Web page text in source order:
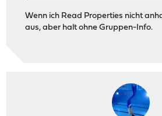
Wenn ich Read Properties nicht
aus, aber halt ohne Gruppen-Info.